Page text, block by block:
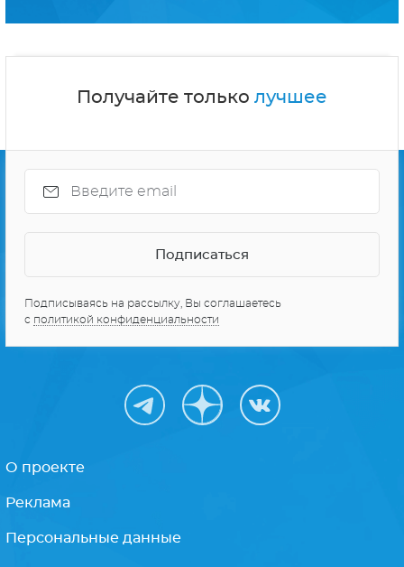
Получайте только лучшее
Подписываясь на рассылку, Вы соглашаетесь
с политикой конфиденциальности
О проекте
Реклама
Персональные данные